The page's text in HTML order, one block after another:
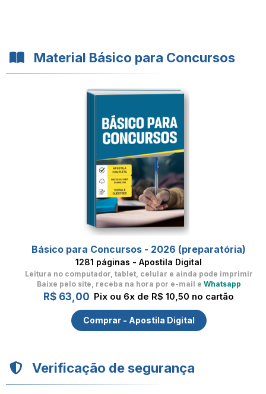
Material Básico para Concursos
Básico para Concursos - 2026 (preparatória)
1281 páginas - Apostila Digital
Leitura no computador, tablet, celular e ainda pode imprimir
Baixe pelo site, receba na hora por e-mail e Whatsapp
R$ 63,00 Pix ou 6x de R$ 10,50 no cartão
Comprar - Apostila Digital
Verificação de segurança